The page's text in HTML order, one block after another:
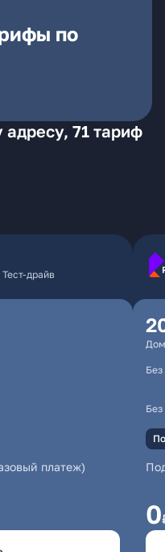
по
71 тариф
драйв
платеж)
0